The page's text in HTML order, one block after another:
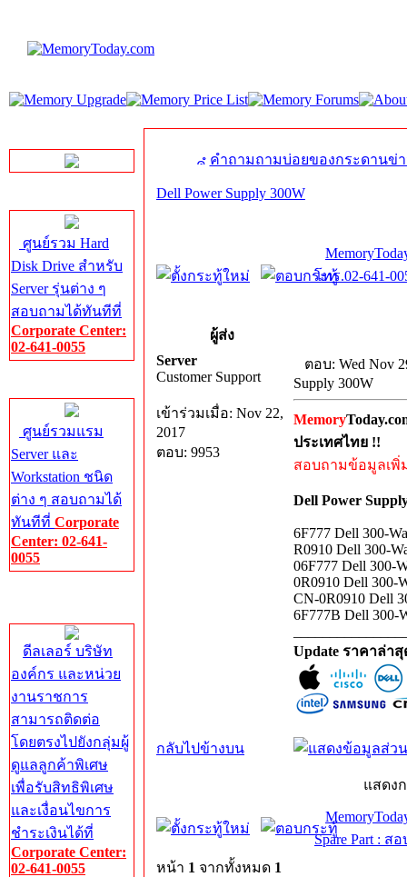
ศูนย์รวม Hard
Disk Drive สำหรับ
Server รุ่นต่าง ๆ
สอบถามได้ทันทีที่
Corporate Center:
02-641-0055
ศูนย์รวมแรม
Server และ
Workstation ชนิด
ต่าง ๆ สอบถามได้
ทันทีที่ Corporate
Center: 02-641-
0055
ดีลเลอร์ บริษัท
องค์กร และหน่วย
งานราชการ
สามารถติดต่อ
โดยตรงไปยังกลุ่มผู้
ดูแลลูกค้าพิเศษ
เพื่อรับสิทธิพิเศษ
และเงื่อนไขการ
ชำระเงินได้ที่
Corporate Center:
02-641-0055
คำถามถามบ่อยของกระดานข่
Dell Power Supply 300W
โทร.02-641-
ผู้ส่ง
Server
Customer Support
เข้าร่วมเมื่อ: Nov 22,
2017
ตอบ: 9953
ตอบ: Wed Nov
Supply 300W
Memory
ประเทศไทย !!
สอบถามข้อมูลเพิ่
Dell Power
6F777 Dell 300-
R0910 Dell 300-
06F777 Dell 300-
0R0910 Dell 300-
CN-0R0910 Dell
6F777B Dell 300-
Update ราคาล่า
กลับไปข้างบน
แสดง
Spare Part : ส
หน้า 1 จากทั้งหมด 1